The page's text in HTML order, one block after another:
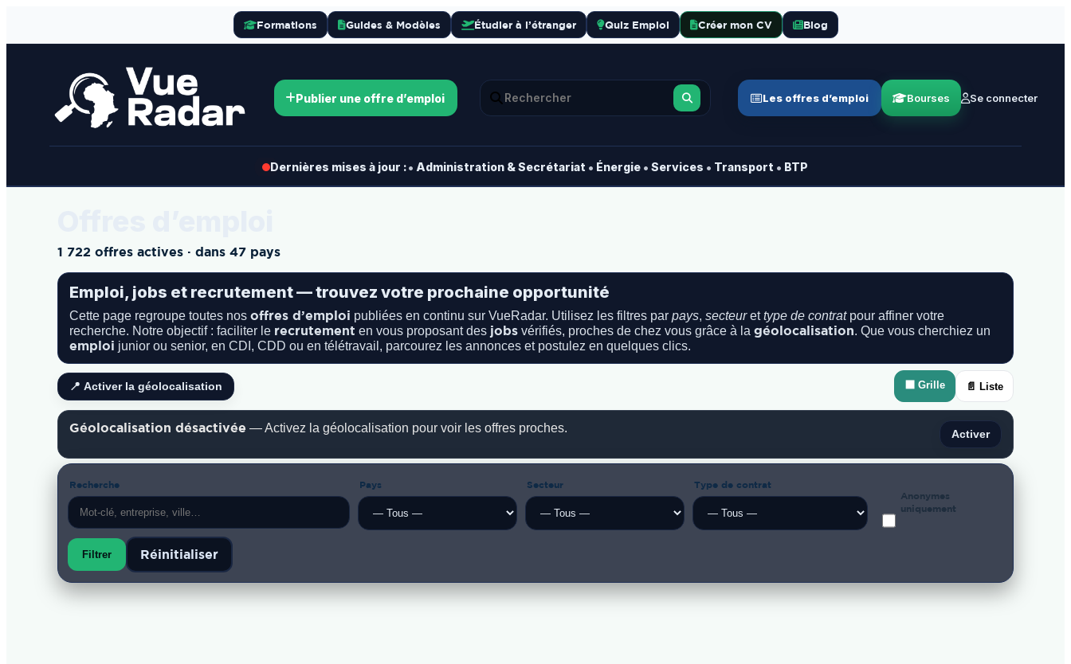
Formations Guides & Modèles Étudier à l’étranger Quiz Emploi Créer mon CV Blog
Publier une offre d’emploi Les offres d’emploi Bourses Se connecter
Dernières mises à jour :• Administration & Secrétariat • Énergie • Services • Transport • BTP
1 722 offres actives · dans 47 pays
Emploi, jobs et recrutement — trouvez votre prochaine opportunité
Cette page regroupe toutes nos offres d’emploi publiées en continu sur VueRadar. Utilisez les filtres par pays, secteurettype de contratpour affiner votre
recherche. Notre objectif : faciliter le recrutement en vous proposant des jobs vérifiés, proches de chez vous grâce à la géolocalisation. Que vous cherchiez un
emploi junior ou senior, en CDI, CDD ou en télétravail, parcourez les annonces et postulez en quelques clics.
📍 Activer la géolocalisation ⬛ Grille 📄 Liste
Géolocalisation désactivée — Activez la géolocalisation pour voir les offres proches. Activer
Recherche Pays Secteur
Type de contrat
Anonymes
uniquement
Filtrer Réinitialiser